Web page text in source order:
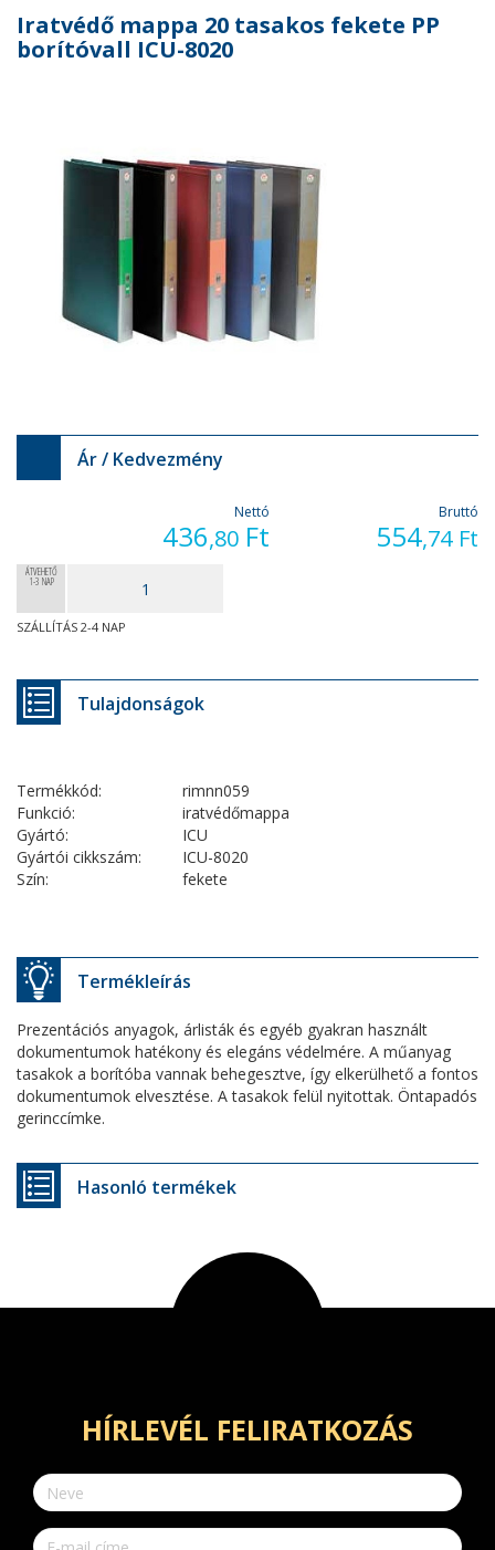
Iratvédő mappa 20 tasakos fekete PP
borítóvall ICU-8020
Ár / Kedvezmény
Nettó
436,80 Ft
Bruttó
554,74 Ft
ÁTVEHETŐ
1-3 NAP
SZÁLLÍTÁS 2-4 NAP
Tulajdonságok
Termékkód:
rimnn059
Funkció:
iratvédőmappa
Gyártó:
ICU
Gyártói cikkszám:
ICU-8020
Szín:
fekete
Termékleírás
Prezentációs anyagok, árlisták és egyéb gyakran használt
dokumentumok hatékony és elegáns védelmére. A műanyag
tasakok a borítóba vannak behegesztve, így elkerülhető a fontos
dokumentumok elvesztése. A tasakok felül nyitottak. Öntapadós
gerinccímke.
Hasonló termékek
HÍRLEVÉL FELIRATKOZÁS